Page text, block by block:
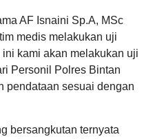
AF Isnaini Sp.A, MSc
medis melakukan uji
kami akan melakukan uji
Personil Polres Bintan
pendataan sesuai dengan
bersangkutan ternyata